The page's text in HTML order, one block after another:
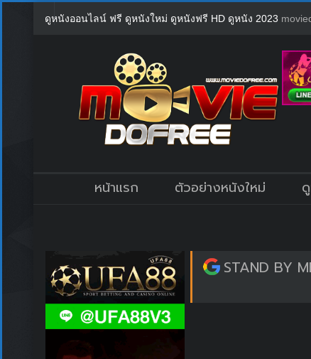
ดูหนังออนไลน์ ฟรี ดูหนังใหม่ ดูหนังฟรี HD ดูหนัง 2023
หน้าแรก ตัวอย่างหนังใหม่
STAND BY